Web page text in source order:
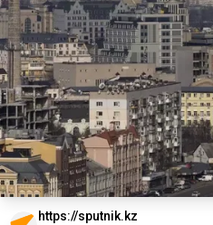
https://sputnik.kz